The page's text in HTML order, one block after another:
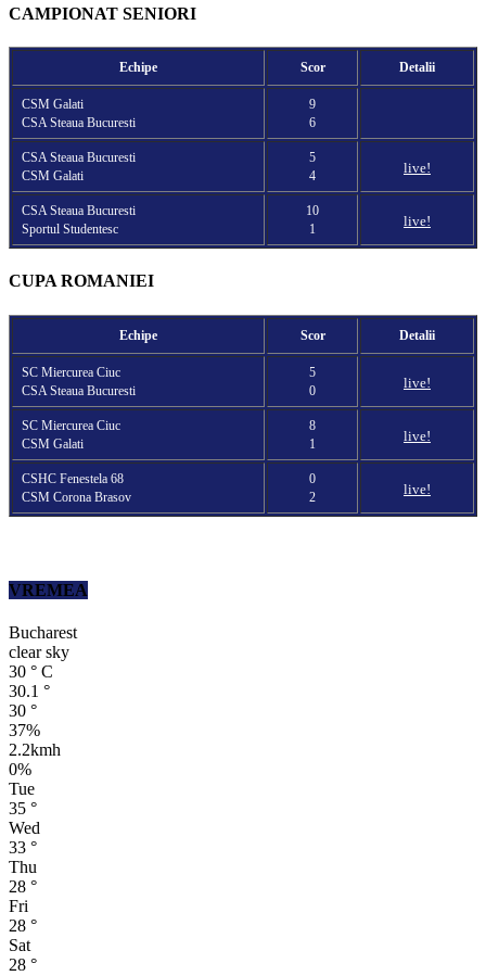
CAMPIONAT SENIORI
Echipe Scor Detalii
CSM Galati
CSA Steaua Bucuresti
9
6
CSA Steaua Bucuresti
CSM Galati
5
4
live!
CSA Steaua Bucuresti
Sportul Studentesc
10
1
live!
CUPA ROMANIEI
Echipe Scor Detalii
SC Miercurea Ciuc
CSA Steaua Bucuresti
5
0
live!
SC Miercurea Ciuc
CSM Galati
8
1
live!
CSHC Fenestela 68
CSM Corona Brasov
0
2
live!
VREMEA
Bucharest
clear sky
30 ° C
30.1 °
30 °
37%
2.2kmh
0%
Tue
35 °
Wed
33 °
Thu
28 °
Fri
28 °
Sat
28 °